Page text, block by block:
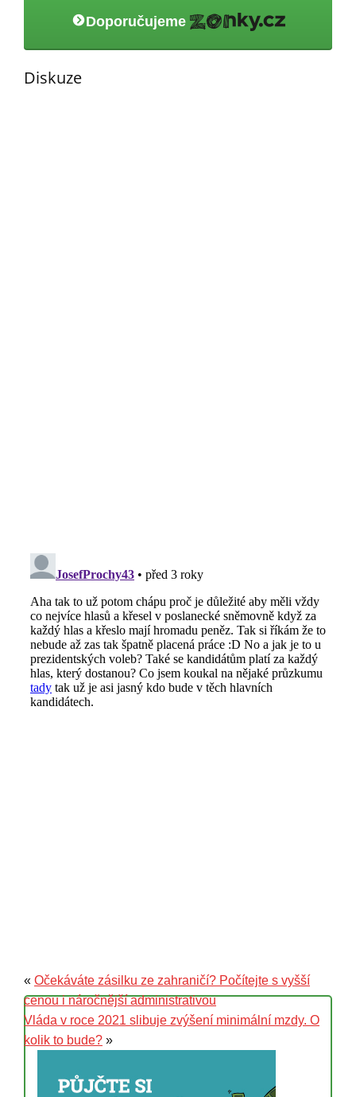
Doporučujeme
Diskuze
« Očekáváte zásilku ze zahraničí? Počítejte s vyšší
cenou i náročnější administrativou
Vláda v roce 2021 slibuje zvýšení minimální mzdy. O
kolik to bude? »